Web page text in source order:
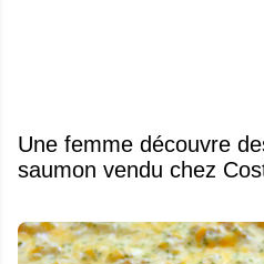
Une femme découvre
saumon vendu chez